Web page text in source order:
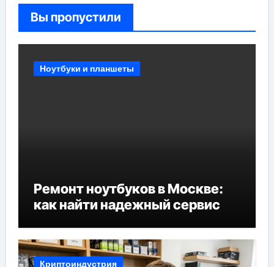
Вы пропустили
Ноутбуки и планшеты
Ремонт ноутбуков в Москве:
как найти надежный сервис
Криптоиндустрия